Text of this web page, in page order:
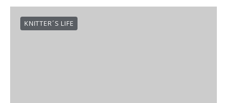
KNITTER´S LIFE